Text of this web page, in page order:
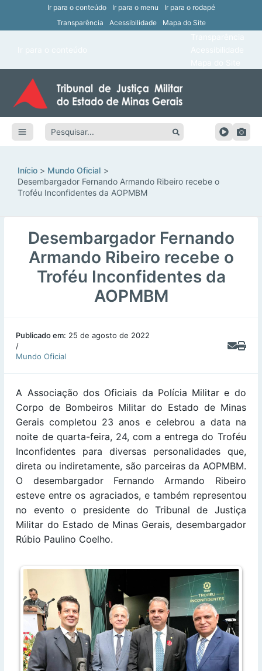
Ir para o conteúdo Ir para o menu
Ir para o rodapé
Transparência
Acessibilidade Mapa do Site
Pesquisar:
Início
Mundo Oficial
Desembargador Fernando Armando Ribeiro recebe o
Troféu Inconfidentes da AOPMBM
Desembargador Fernando
Armando Ribeiro recebe o
Troféu Inconfidentes da
AOPMBM
Publicado em: 25 de agosto de 2022
/
Mundo Oficial
A Associação dos Oficiais da Polícia Militar e do
Corpo de Bombeiros Militar do Estado de Minas
Gerais completou 23 anos e celebrou a data na
noite de quarta-feira, 24, com a entrega do Troféu
Inconfidentes para diversas personalidades que,
direta ou indiretamente, são parceiras da AOPMBM.
O desembargador Fernando Armando Ribeiro
esteve entre os agraciados, e também representou
no evento o presidente do Tribunal de Justiça
Militar do Estado de Minas Gerais, desembargador
Rúbio Paulino Coelho.